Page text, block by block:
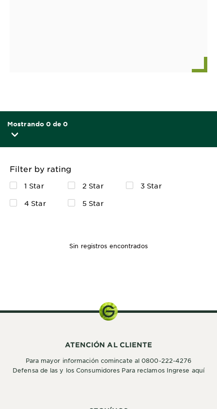
Mostrando 0 de 0
Filter by rating
1 Star 2 Star
3 Star
4 Star
5 Star
Sin registros encontrados
ATENCIÓN AL CLIENTE
Para mayor información comincate al 0800-222-4276
Defensa de las y los Consumidores Para reclamos Ingrese aquí